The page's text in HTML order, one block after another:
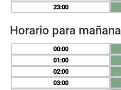
23
Horario para mañana
00
01
02
03